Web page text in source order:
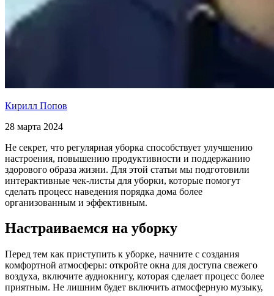
Кирилл Попов
28 марта 2024
Не секрет, что регулярная уборка способствует улучшению
настроения, повышению продуктивности и поддержанию
здорового образа жизни. Для этой статьи мы подготовили
интерактивные чек-листы для уборки, которые помогут
сделать процесс наведения порядка дома более
организованным и эффективным.
Настраиваемся на уборку
Перед тем как приступить к уборке, начните с создания
комфортной атмосферы: откройте окна для доступа свежего
воздуха, включите аудиокнигу, которая сделает процесс более
приятным. Не лишним будет включить атмосферную музыку,